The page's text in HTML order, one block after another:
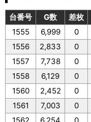
台番号 G数 差枚
1555
6,999 0
1556
2,833 0
1557
7,738 0
1558
6,129 0
1560
2,452 0
1561
7,003 0